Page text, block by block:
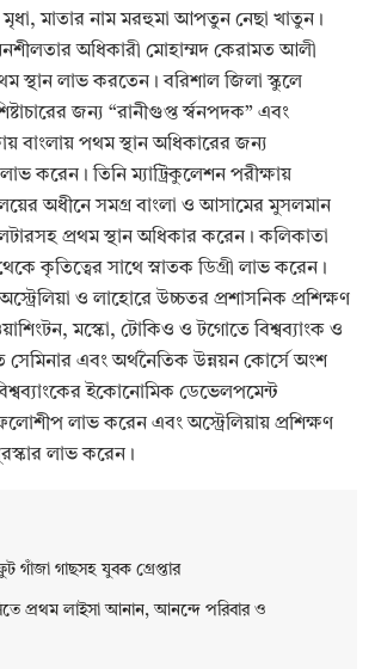
মাতার নাম মরহুমা আপতুন নেছা খাতুন।
অধিকারী মোহাম্মদ কেরামত আলী
স্থান লাভ করতেন। বরিশাল জিলা স্কুলে
জন্য “রানীগুপ্ত র্স্বনপদক” এবং
বাংলায় পথম স্থান অধিকারের জন্য
করেন। তিনি ম্যাট্রিকুলেশন পরীক্ষায়
অধীনে সমগ্র বাংলা ও আসামের মুসলমান
প্রথম স্থান অধিকার করেন। কলিকাতা
কৃতিত্বের সাথে স্নাতক ডিগ্রী লাভ করেন।
ও লাহোরে উচ্চতর প্রশাসনিক প্রশিক্ষণ
মস্কো, টোকিও ও টগোতে বিশ্বব্যাংক ও
এবং অর্থনৈতিক উন্নয়ন কোর্সে অংশ
ইকোনোমিক ডেভেলপমেন্ট
লাভ করেন এবং অস্ট্রেলিয়ায় প্রশিক্ষণ
লাভ করেন।
গাঁজা গাছসহ যুবক গ্রেপ্তার
প্রথম লাইসা আনান, আনন্দে পরিবার ও